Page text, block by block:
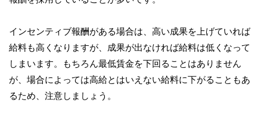
インセンティブ報酬がある場合は、高い成果を上げていれば
給料も高くなりますが、成果が出なければ給料は低くなって
しまいます。もちろん最低賃金を下回ることはありません
が、場合によっては高給とはいえない給料に下がることもあ
るため、注意しましょう。